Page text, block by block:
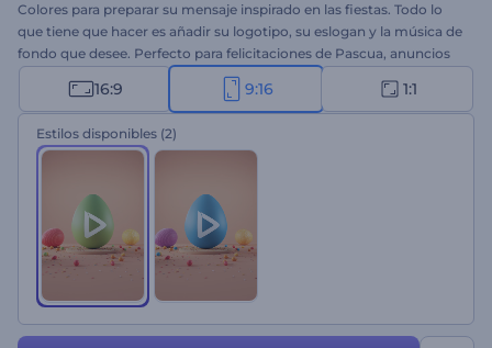
Colores para preparar su mensaje inspirado en las fiestas. Todo lo
que tiene que hacer es añadir su logotipo, su eslogan y la música de
fondo que desee. Perfecto para felicitaciones de Pascua, anuncios
comerciales, promociones, intros de YouTube y otros proyectos
temáticos. Respire el espíritu festivo de la celebración de Pascua en
sus proyectos con unos pocos clics. ¡Pruebe esta plantilla ahora!
16:9 9:16 1:1
Estilos disponibles (2)